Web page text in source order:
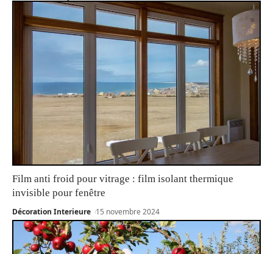
Film anti froid pour vitrage : film isolant thermique
invisible pour fenêtre
Décoration Interieure 15 novembre 2024